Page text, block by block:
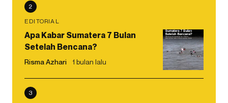
2
EDITORIAL
Apa Kabar Sumatera 7 Bulan
Setelah Bencana?
Risma Azhari 1 bulan lalu
3